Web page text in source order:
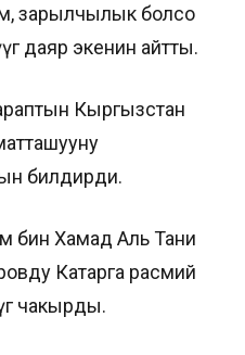
зарылчылык болсо
даяр экенин айтты.
Кыргызстан
билдирди.
бин Хамад Аль Тани
Катарга расмий
чакырды.